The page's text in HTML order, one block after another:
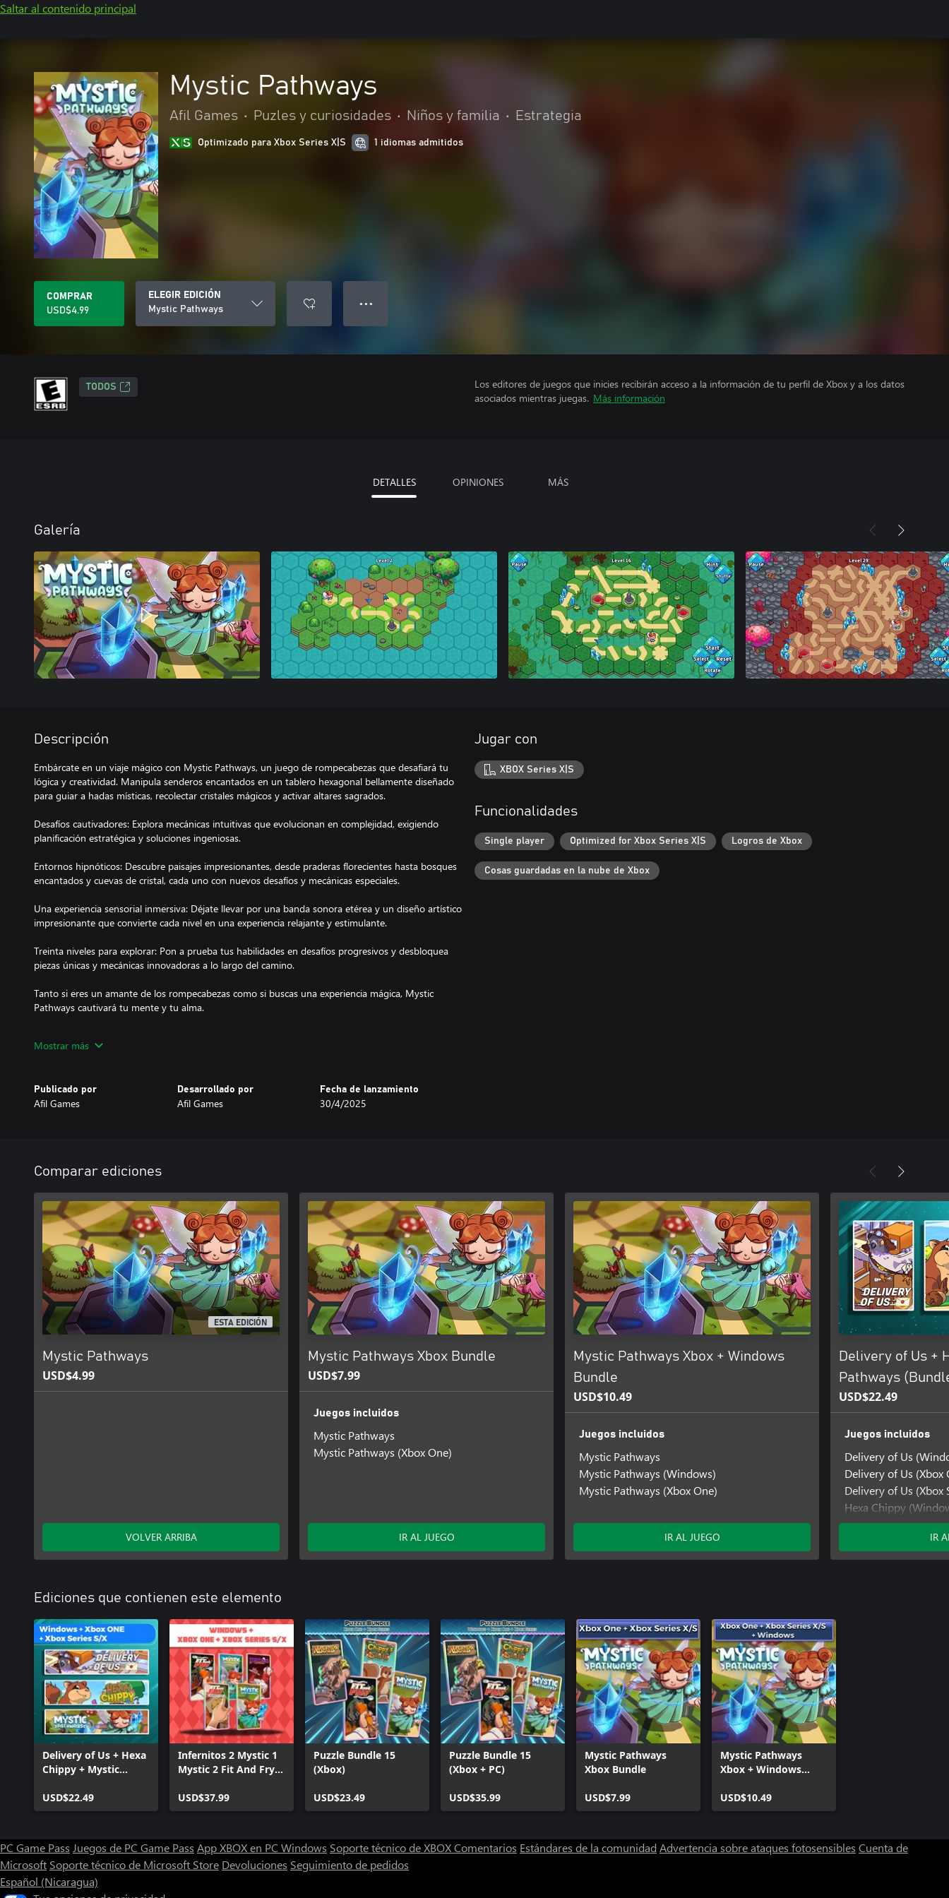
Saltar al contenido principal
Mystic Pathways
Afil Games • Puzles y curiosidades • Niños y familia • Estrategia
Optimizado para Xbox Series X|S 1 idiomas admitidos
COMPRAR
USD$4.99
ELEGIR EDICIÓN
Mystic Pathways
● ● ●
TODOS
Los editores de juegos que inicies recibirán acceso a la información de tu perfil de Xbox y a los datos
asociados mientras juegas. Más información
DETALLES OPINIONES MÁS
Galería
Descripción
Embárcate en un viaje mágico con Mystic Pathways, un juego de rompecabezas que desafiará tu
lógica y creatividad. Manipula senderos encantados en un tablero hexagonal bellamente diseñado
para guiar a hadas místicas, recolectar cristales mágicos y activar altares sagrados.
Desafíos cautivadores: Explora mecánicas intuitivas que evolucionan en complejidad, exigiendo
planificación estratégica y soluciones ingeniosas.
Entornos hipnóticos: Descubre paisajes impresionantes, desde praderas florecientes hasta bosques
encantados y cuevas de cristal, cada uno con nuevos desafíos y mecánicas especiales.
Una experiencia sensorial inmersiva: Déjate llevar por una banda sonora etérea y un diseño artístico
impresionante que convierte cada nivel en una experiencia relajante y estimulante.
Treinta niveles para explorar: Pon a prueba tus habilidades en desafíos progresivos y desbloquea
piezas únicas y mecánicas innovadoras a lo largo del camino.
Tanto si eres un amante de los rompecabezas como si buscas una experiencia mágica, Mystic
Pathways cautivará tu mente y tu alma.
Mostrar más
Publicado por
Afil Games
Desarrollado por
Afil Games
Fecha de lanzamiento
30/4/2025
Jugar con
XBOX Series X|S
Funcionalidades
Single player Optimized for Xbox Series X|S Logros de Xbox
Cosas guardadas en la nube de Xbox
Comparar ediciones
ESTA EDICIÓN
Mystic Pathways
USD$4.99
VOLVER ARRIBA
Mystic Pathways Xbox Bundle
USD$7.99
Juegos incluidos
Mystic Pathways
Mystic Pathways (Xbox One)
IR AL JUEGO
Mystic Pathways Xbox + Windows
Bundle
USD$10.49
Juegos incluidos
Mystic Pathways
Mystic Pathways (Windows)
Mystic Pathways (Xbox One)
IR AL JUEGO
Delivery of Us +
Pathways
USD$22.49
Juegos incluidos
Delivery of Us
Delivery of Us (Xbox
Delivery of Us (Xbox
Hexa Chippy
Hexa Chippy (Xbox
Hexa Chippy (Xbox
Mystic Pathways
IR
Ediciones que contienen este elemento
Delivery of Us + Hexa
Chippy + Mystic
USD$22.49
Infernitos 2 Mystic 1
Mystic 2 Fit And Fry 1
USD$37.99
Puzzle Bundle 15
(Xbox)
USD$23.49
Puzzle Bundle 15
(Xbox + PC)
USD$35.99
Mystic Pathways
Xbox Bundle
USD$7.99
Mystic Pathways
Xbox + Windows
USD$10.49
PC Game Pass Juegos de PC Game Pass App XBOX en PC Windows Soporte técnico de XBOXComentarios Estándares de la comunidad Advertencia sobre ataques fotosensibles Cuenta de
Microsoft Soporte técnico de Microsoft Store Devoluciones Seguimiento de pedidos
Español (Nicaragua)